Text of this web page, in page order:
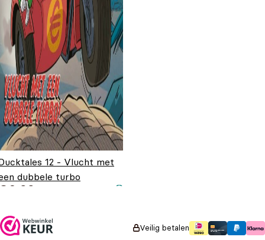
12 - Vlucht met
dubbele turbo
6,99
Veilig betalen